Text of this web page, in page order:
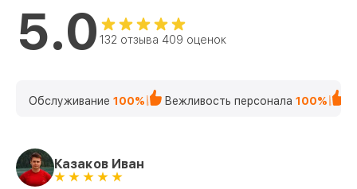
5.0 132 отзыва 409 оценок
Обслуживание 100% Вежливость персонала 100%
Казаков Иван